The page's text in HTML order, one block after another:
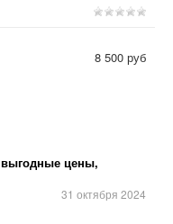
выгодные цены,
31 октября 2024
8 500 руб